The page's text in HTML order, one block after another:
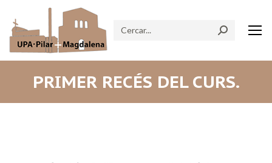
Search:
PRIMER RECÉS DEL CURS.